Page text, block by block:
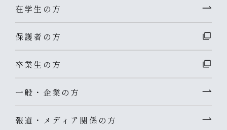
在学生の方
保護者の方
卒業生の方
一般・企業の方
報道・メディア関係の方